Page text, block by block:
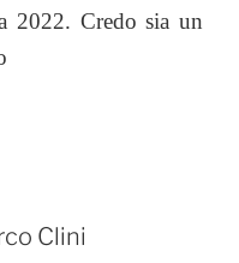
2022. Credo sia un
Clini